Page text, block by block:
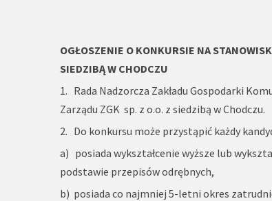
OGŁOSZENIE O KONKURSIE NA
SIEDZIBĄ W CHODCZU
1. Rada Nadzorcza Zakładu Gospodarki
Zarządu ZGK sp. z o.o. z siedzibą w Chodczu.
2. Do konkursu może przystąpić każdy
a) posiada wykształcenie wyższe lub
podstawie przepisów odrębnych,
b) posiada co najmniej 5-letni okres